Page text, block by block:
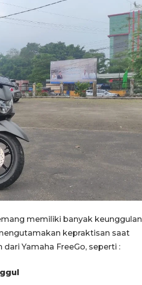
memiliki banyak keunggulan
kepraktisan saat
Yamaha FreeGo, seperti :